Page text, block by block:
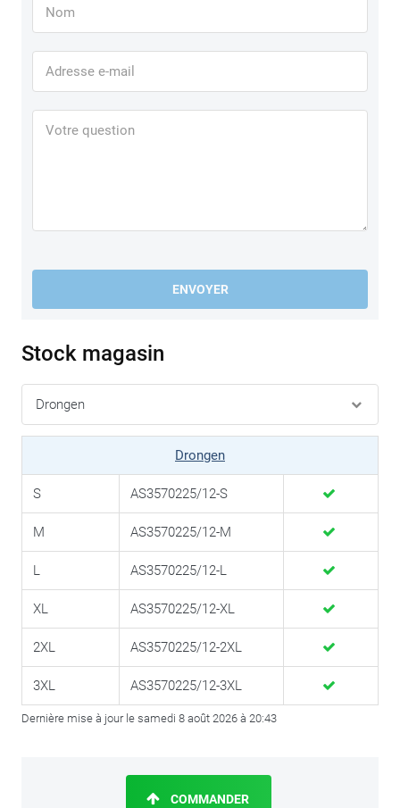
ENVOYER
Stock magasin
Drongen
S AS3570225/12-S
M AS3570225/12-M
L AS3570225/12-L
XL AS3570225/12-XL
2XL AS3570225/12-2XL
3XL AS3570225/12-3XL
Dernière mise à jour le samedi 8 août 2026 à 20:43
COMMANDER